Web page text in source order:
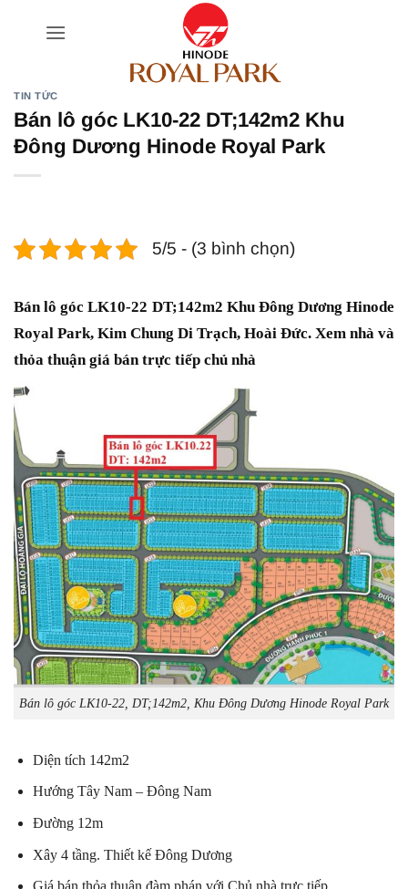
TIN TỨC
Bán lô góc LK10-22 DT;142m2 Khu
Đông Dương Hinode Royal Park
5/5 - (3 bình chọn)
Bán lô góc LK10-22 DT;142m2 Khu Đông Dương Hinode
Royal Park, Kim Chung Di Trạch, Hoài Đức. Xem nhà và
thỏa thuận giá bán trực tiếp chủ nhà
Bán lô góc LK10-22, DT;142m2, Khu Đông Dương Hinode Royal Park
Diện tích 142m2
Hướng Tây Nam – Đông Nam
Đường 12m
Xây 4 tầng. Thiết kế Đông Dương